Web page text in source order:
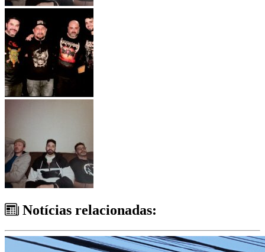
Notícias relacionadas: